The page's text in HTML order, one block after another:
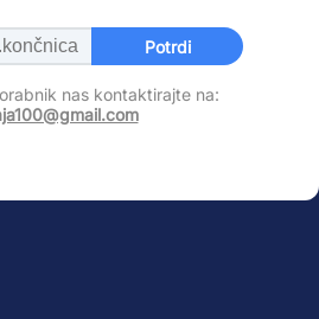
Potrdi
nas kontaktirajte na: